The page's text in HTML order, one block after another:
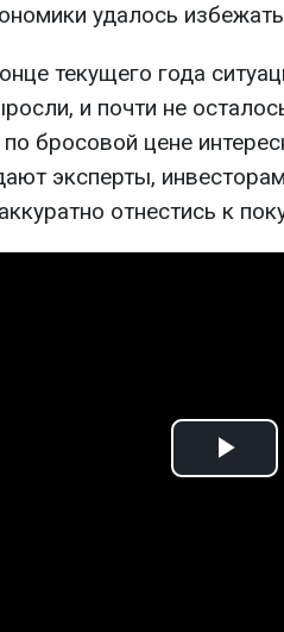
удалось
текущего года
и почти не
бросовой цене
эксперты,
отнестись к
Play